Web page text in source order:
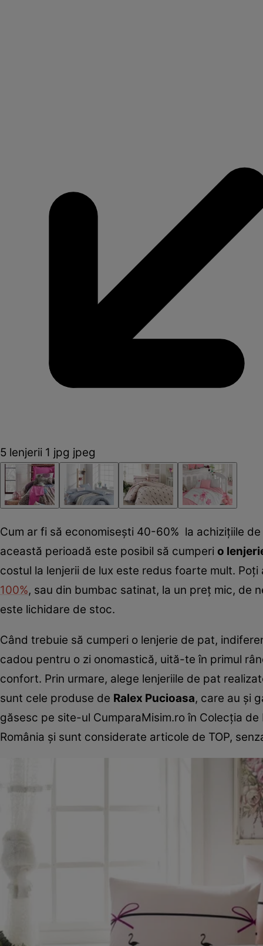
5 lenjerii 1 jpg jpeg
Cum ar fi să economiseşti 40-60% la achiziţiile
această perioadă este posibil să cumperi o
costul la lenjerii de lux este redus foarte mult.
100%, sau din bumbac satinat, la un preţ mic, de
este lichidare de stoc.
Când trebuie să cumperi o lenjerie de pat,
cadou pentru o zi onomastică, uită-te în primul
confort. Prin urmare, alege lenjeriile de pat
sunt cele produse de Ralex Pucioasa, care au şi
găsesc pe site-ul CumparaMisim.ro în Colecţia
România şi sunt considerate articole de TOP,